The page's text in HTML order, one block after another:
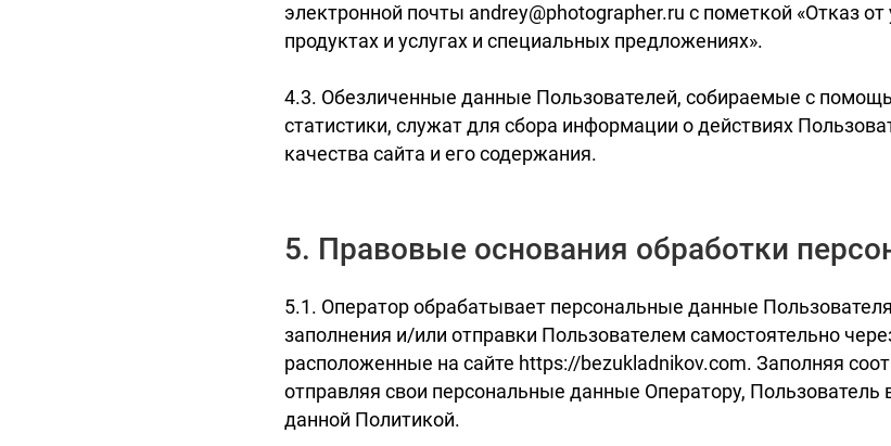
электронной почты andrey@photographer.ru с пометкой «Отказ
продуктах и услугах и специальных предложениях».
4.3. Обезличенные данные Пользователей, собираемые с
статистики, служат для сбора информации о действиях
качества сайта и его содержания.
5. Правовые основания обработки
5.1. Оператор обрабатывает персональные данные
заполнения и/или отправки Пользователем самостоятельно
расположенные на сайте https://bezukladnikov.com. Заполняя
отправляя свои персональные данные Оператору, Пользователь
данной Политикой.